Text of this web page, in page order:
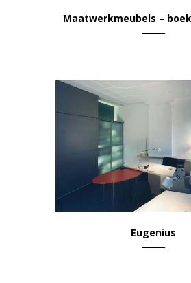
Maatwerkmeubels –
Eugenius